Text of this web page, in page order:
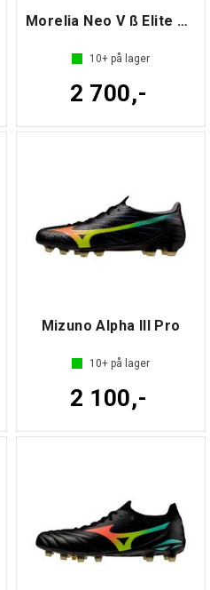
Morelia Neo V ß Elite AG
10+ på lager
2 700,-
Mizuno Alpha III Pro
10+ på lager
2 100,-